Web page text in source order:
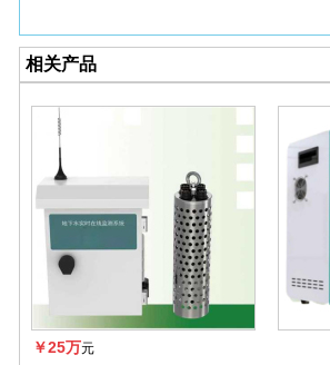
相关产品
￥25万元